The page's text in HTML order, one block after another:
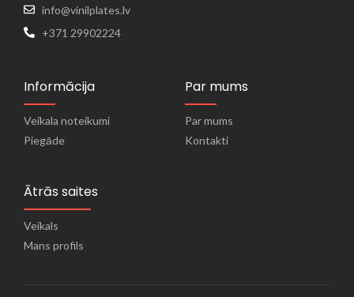
info@vinilplates.lv
+371 29902224
Informācija
Veikala noteikumi
Piegāde
Par mums
Par mums
Kontakti
Ātrās saites
Veikals
Mans profils